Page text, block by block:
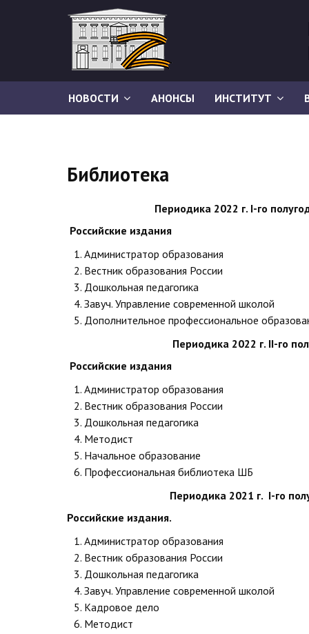
НОВОСТИ АНОНСЫ ИНСТИТУТ
Библиотека
Периодика 2022 г. I-го
Российские издания
Администратор образования
Вестник образования России
Дошкольная педагогика
Завуч. Управление современной школой
Дополнительное профессиональное
Периодика 2022 г. II-го
Российские издания
Администратор образования
Вестник образования России
Дошкольная педагогика
Методист
Начальное образование
Профессиональная библиотека ШБ
Периодика 2021 г. I-го
Российские издания.
Администратор образования
Вестник образования России
Дошкольная педагогика
Завуч. Управление современной школой
Кадровое дело
Методист